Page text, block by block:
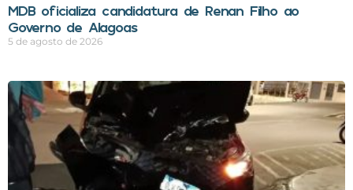
MDB oficializa candidatura de Renan Filho ao
Governo de Alagoas
5 de agosto de 2026